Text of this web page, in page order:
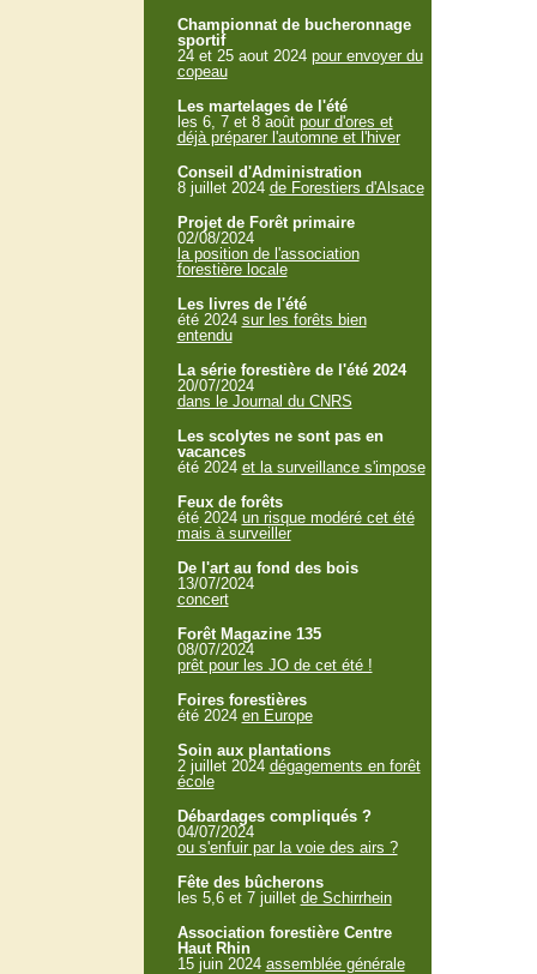
Championnat de bucheronnage
sportif
24 et 25 aout 2024 pour envoyer du
copeau
Les martelages de l'été
les 6, 7 et 8 août pour d'ores et
déjà préparer l'automne et l'hiver
Conseil d'Administration
8 juillet 2024 de Forestiers d'Alsace
Projet de Forêt primaire
02/08/2024
la position de l'association
forestière locale
Les livres de l'été
été 2024 sur les forêts bien
entendu
La série forestière de l'été 2024
20/07/2024
dans le Journal du CNRS
Les scolytes ne sont pas en
vacances
été 2024 et la surveillance s'impose
Feux de forêts
été 2024 un risque modéré cet été
mais à surveiller
De l'art au fond des bois
13/07/2024
concert
Forêt Magazine 135
08/07/2024
prêt pour les JO de cet été !
Foires forestières
été 2024 en Europe
Soin aux plantations
2 juillet 2024 dégagements en forêt
école
Débardages compliqués ?
04/07/2024
ou s'enfuir par la voie des airs ?
Fête des bûcherons
les 5,6 et 7 juillet de Schirrhein
Association forestière Centre
Haut Rhin
15 juin 2024 assemblée générale